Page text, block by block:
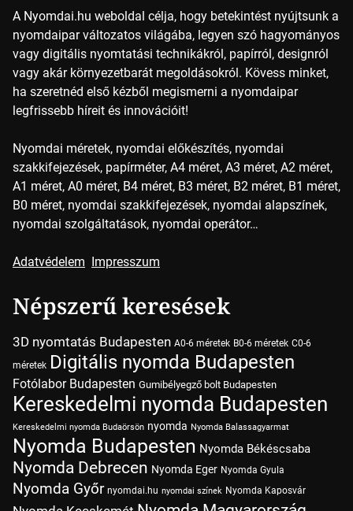
A Nyomdai.hu weboldal célja, hogy betekintést nyújtsunk a
nyomdaipar változatos világába, legyen szó hagyományos
vagy digitális nyomtatási technikákról, papírról, designról
vagy akár környezetbarát megoldásokról. Kövess minket,
ha szeretnéd első kézből megismerni a nyomdaipar
legfrissebb híreit és innovációit!
Nyomdai méretek, nyomdai előkészítés, nyomdai
szakkifejezések, papírméter, A4 méret, A3 méret, A2 méret,
A1 méret, A0 méret, B4 méret, B3 méret, B2 méret, B1 méret,
B0 méret, nyomdai szakkifejezések, nyomdai alapszínek,
nyomdai szolgáltatások, nyomdai operátor…
Adatvédelem Impresszum
Népszerű keresések
3D nyomtatás Budapesten A0-6 méretek B0-6 méretek C0-6
méretek Digitális nyomda Budapesten
Fotólabor Budapesten Gumibélyegző bolt Budapesten
Kereskedelmi nyomda Budapesten
Kereskedelmi nyomda Budaörsön nyomda Nyomda Balassagyarmat
Nyomda Budapesten Nyomda Békéscsaba
Nyomda Debrecen Nyomda Eger Nyomda Gyula
Nyomda Győr nyomdai.hu nyomdai színek Nyomda Kaposvár